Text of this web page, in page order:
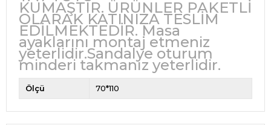
KUMAŞTIR. ÜRÜNLER PAKETLİ
OLARAK KATINIZA TESLİM
EDİLMEKTEDİR. Masa
ayaklarını montaj etmeniz
yeterlidir.Sandalye oturum
minderi takmanız yeterlidir.
Ölçü 70*110